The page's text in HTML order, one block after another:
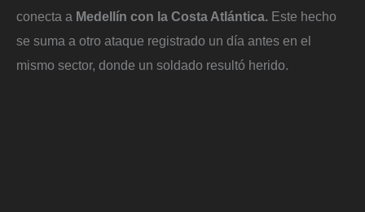
conecta a Medellín con la Costa Atlántica. Este hecho
se suma a otro ataque registrado un día antes en el
mismo sector, donde un soldado resultó herido.